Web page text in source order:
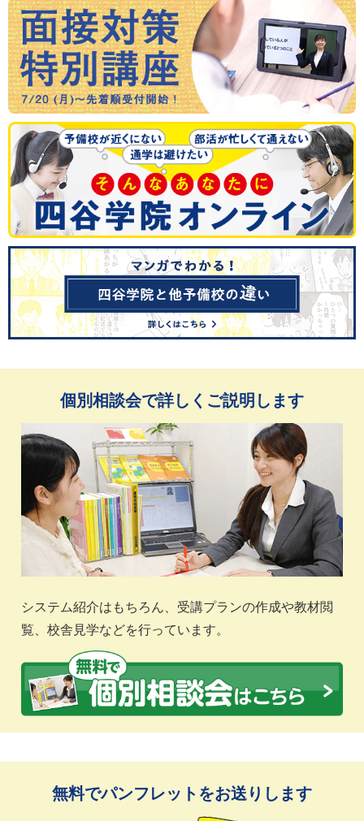
個別相談会で詳しくご説明します
システム紹介はもちろん、受講プランの作成や教材閲
覧、校舎見学などを行っています。
無料でパンフレットをお送りします